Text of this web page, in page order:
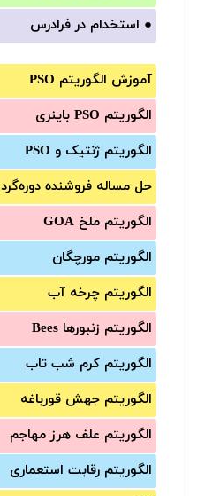
● استخدام در فرادرس
آموزش الگوریتم PSO
الگوریتم PSO باینری
الگوریتم ژنتیک و PSO
حل مساله فروشنده دوره‌گرد
الگوریتم ملخ GOA
الگوریتم مورچگان
الگوریتم چرخه آب
الگوریتم زنبورها Bees
الگوریتم کرم شب تاب
الگوریتم جهش قورباغه
الگوریتم علف هرز مهاجم
الگوریتم رقابت استعماری